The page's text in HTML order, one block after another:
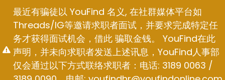
最近有骗徒以 YouFind 名义, 在社群媒体平台如
Threads/IG等邀请求职者面试，并要求完成特定任
务才获得面试机会，借此 骗取金钱。 YouFind在此
声明，并未向求职者发送上述讯息，YouFind人事部
仅会通过以下方式联络求职者：电话: 3189 0063 /